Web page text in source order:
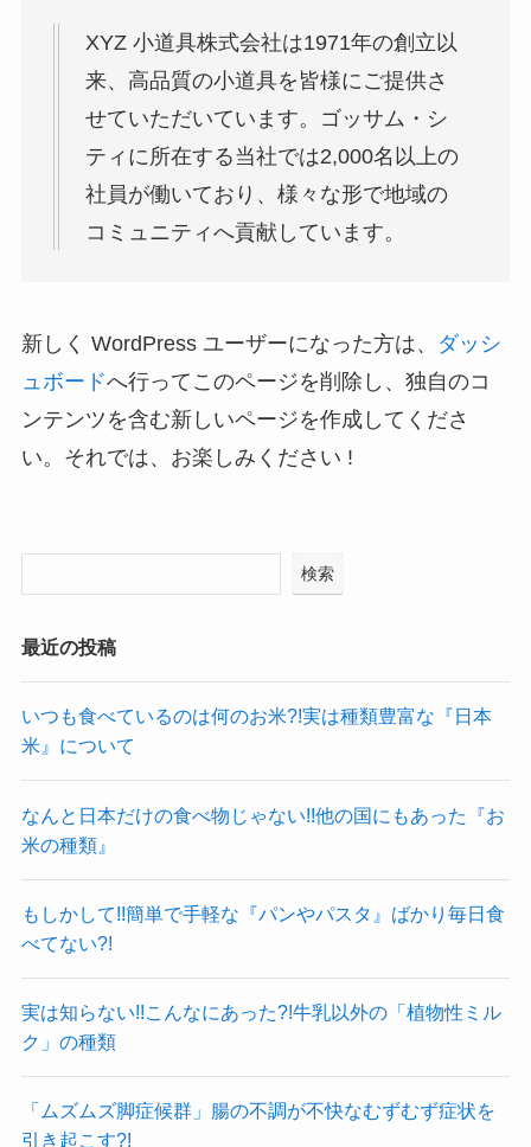
XYZ 小道具株式会社は1971年の創立以
来、高品質の小道具を皆様にご提供さ
せていただいています。ゴッサム・シ
ティに所在する当社では2,000名以上の
社員が働いており、様々な形で地域の
コミュニティへ貢献しています。
新しく WordPress ユーザーになった方は、
ダッシ
ュボードへ行ってこのページを削除し、独自のコ
ンテンツを含む新しいページを作成してくださ
い。それでは、お楽しみください !
検索
最近の投稿
いつも食べているのは何のお米?!実は種類豊富な『日本
米』について
なんと日本だけの食べ物じゃない!!他の国にもあった『お
米の種類』
もしかして!!簡単で手軽な『パンやパスタ』ばかり毎日食
べてない?!
実は知らない!!こんなにあった?!牛乳以外の「植物性ミル
ク」の種類
「ムズムズ脚症候群」腸の不調が不快なむずむず症状を
引き起こす?!